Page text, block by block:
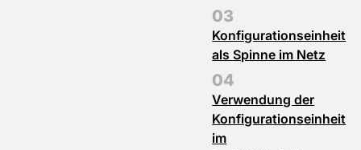
Konfigurationseinheit
als Spinne im Netz
Verwendung der
Konfigurationseinheit
im